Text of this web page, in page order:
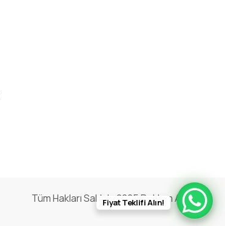
Tüm Hakları Saklıdır 2025Reklam Ajansı
Fiyat Teklifi Alın!